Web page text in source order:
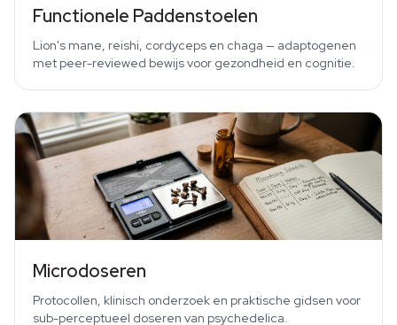
Functionele Paddenstoelen
Lion's mane, reishi, cordyceps en chaga — adaptogenen
met peer-reviewed bewijs voor gezondheid en cognitie.
Microdoseren
Protocollen, klinisch onderzoek en praktische gidsen voor
sub-perceptueel doseren van psychedelica.